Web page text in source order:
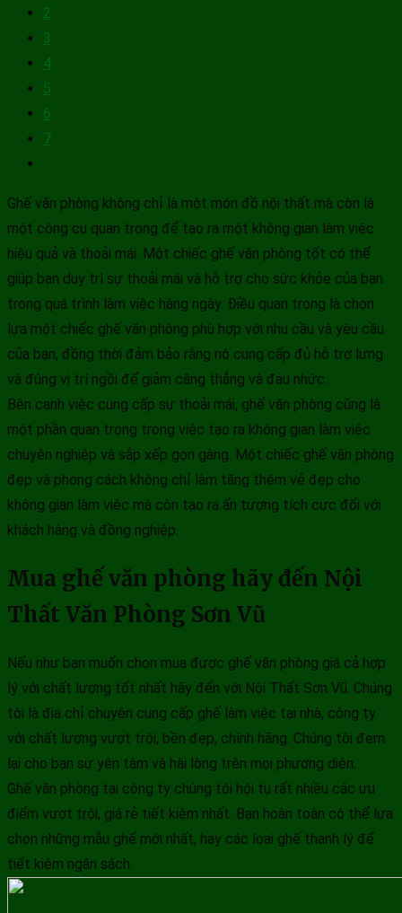
2
3
4
5
6
7
Ghế văn phòng không chỉ là một món đồ nội thất mà còn là
một công cụ quan trọng để tạo ra một không gian làm việc
hiệu quả và thoải mái. Một chiếc ghế văn phòng tốt có thể
giúp bạn duy trì sự thoải mái và hỗ trợ cho sức khỏe của bạn
trong quá trình làm việc hàng ngày. Điều quan trọng là chọn
lựa một chiếc ghế văn phòng phù hợp với nhu cầu và yêu cầu
của bạn, đồng thời đảm bảo rằng nó cung cấp đủ hỗ trợ lưng
và đúng vị trí ngồi để giảm căng thẳng và đau nhức.
Bên cạnh việc cung cấp sự thoải mái, ghế văn phòng cũng là
một phần quan trọng trong việc tạo ra không gian làm việc
chuyên nghiệp và sắp xếp gọn gàng. Một chiếc ghế văn phòng
đẹp và phong cách không chỉ làm tăng thêm vẻ đẹp cho
không gian làm việc mà còn tạo ra ấn tượng tích cực đối với
khách hàng và đồng nghiệp.
Mua ghế văn phòng hãy đến Nội
Thất Văn Phòng Sơn Vũ
Nếu như bạn muốn chọn mua được ghế văn phòng giá cả hợp
lý với chất lượng tốt nhất hãy đến với Nội Thất Sơn Vũ. Chúng
tôi là địa chỉ chuyên cung cấp ghế làm việc tại nhà, công ty
với chất lượng vượt trội, bền đẹp, chính hãng. Chúng tôi đem
lại cho bạn sự yên tâm và hài lòng trên mọi phương diện.
Ghế văn phòng tại công ty chúng tôi hội tụ rất nhiều các ưu
điểm vượt trội, giá rẻ tiết kiệm nhất. Bạn hoàn toàn có thể lựa
chọn những mẫu ghế mới nhất, hay các loại ghế thanh lý để
tiết kiệm ngân sách.